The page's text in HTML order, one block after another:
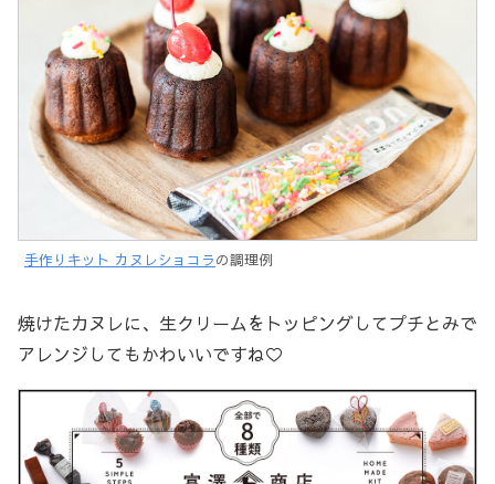
手作りキット カヌレショコラの調理例
焼けたカヌレに、生クリームをトッピングしてプチとみで
アレンジしてもかわいいですね♡